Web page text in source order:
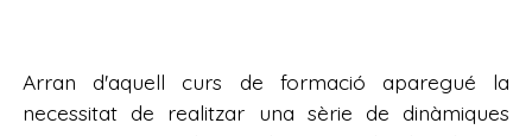
Arran d'aquell curs de formació aparegué la
necessitat de realitzar una sèrie de dinàmiques